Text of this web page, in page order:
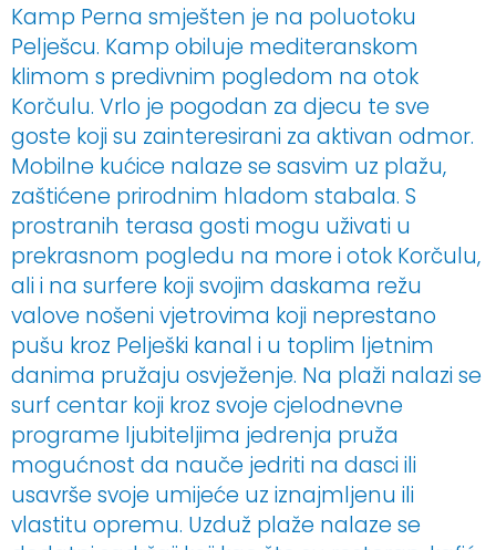
Kamp Perna smješten je na poluotoku
Pelješcu. Kamp obiluje mediteranskom
klimom s predivnim pogledom na otok
Korčulu. Vrlo je pogodan za djecu te sve
goste koji su zainteresirani za aktivan odmor.
Mobilne kućice nalaze se sasvim uz plažu,
zaštićene prirodnim hladom stabala. S
prostranih terasa gosti mogu uživati u
prekrasnom pogledu na more i otok Korčulu,
ali i na surfere koji svojim daskama režu
valove nošeni vjetrovima koji neprestano
pušu kroz Pelješki kanal i u toplim ljetnim
danima pružaju osvježenje. Na plaži nalazi se
surf centar koji kroz svoje cjelodnevne
programe ljubiteljima jedrenja pruža
mogućnost da nauče jedriti na dasci ili
usavrše svoje umijeće uz iznajmljenu ili
vlastitu opremu. Uzduž plaže nalaze se